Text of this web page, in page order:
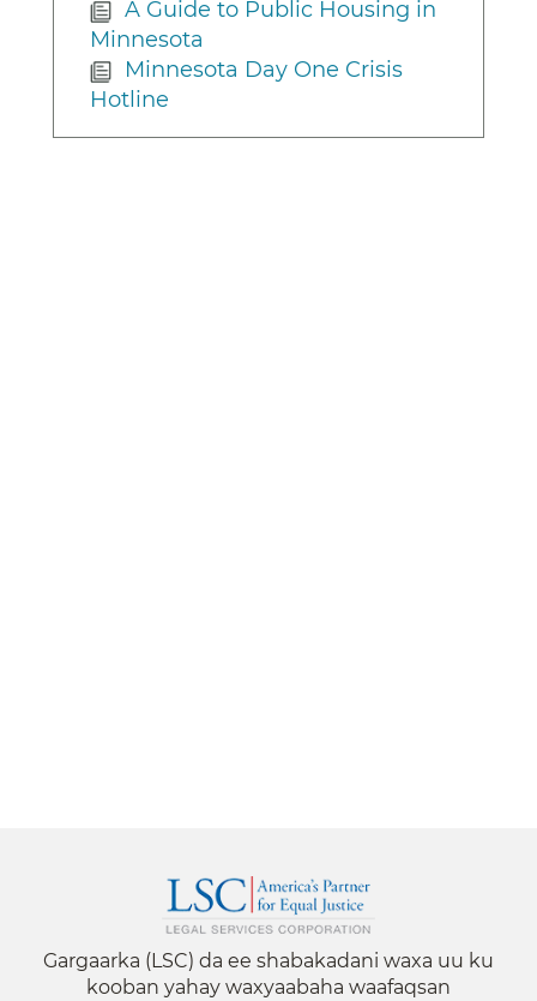
A Guide to Public Housing in
Minnesota
Minnesota Day One Crisis
Hotline
Gargaarka (LSC) da ee shabakadani waxa uu ku
kooban yahay waxyaabaha waafaqsan